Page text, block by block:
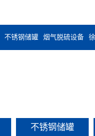
不锈钢储罐 烟气脱硫设备
不锈钢储罐